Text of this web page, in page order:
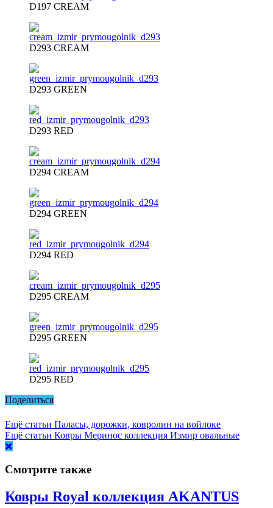
D197 CREAM
D293 CREAM
D293 GREEN
D293 RED
D294 CREAM
D294 GREEN
D294 RED
D295 CREAM
D295 GREEN
D295 RED
Поделиться
Ещё статьи Паласы, дорожки, ковролин на войлоке
Ещё статьи Ковры Меринос коллекция Измир овальные
Смотрите также
Ковры Royal коллекция AKANTUS